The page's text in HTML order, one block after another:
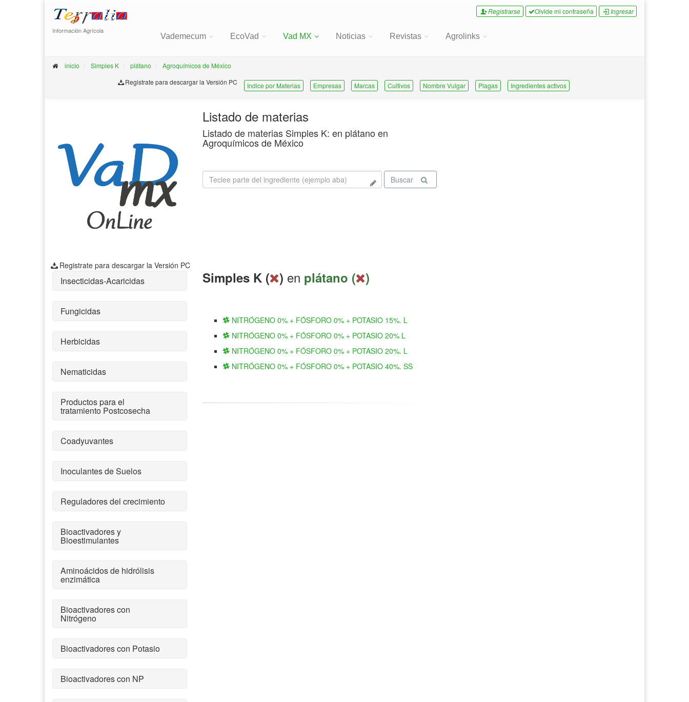
Información Agrícola
Registrarse Olvide mi contraseña Ingresar
Vademecum EcoVad Vad MX Noticias Revistas Agrolinks
inicio Simples K plátano
Agroquímicos de México
Registrate para descargar la Versión PC
Indice por Materias Empresas Marcas Cultivos Nombre Vulgar Plagas Ingredientes activos
Registrate para descargar la Versión PC
Listado de materias
Listado de materias Simples K: en plátano en
Agroquímicos de México
Buscar
Insecticidas-Acaricidas
Fungicidas
Herbicidas
Nematicidas
Productos para el
tratamiento Postcosecha
Coadyuvantes
Inoculantes de Suelos
Reguladores del crecimiento
Bioactivadores y
Bioestimulantes
Aminoácidos de hidrólisis
enzimática
Bioactivadores con
Nitrógeno
Bioactivadores con Potasio
Bioactivadores con NP
Simples K ( ) en plátano ( )
NITRÓGENO 0% + FÓSFORO 0% + POTASIO 15%. L
NITRÓGENO 0% + FÓSFORO 0% + POTASIO 20% L
NITRÓGENO 0% + FÓSFORO 0% + POTASIO 20%. L
NITRÓGENO 0% + FÓSFORO 0% + POTASIO 40%. SS